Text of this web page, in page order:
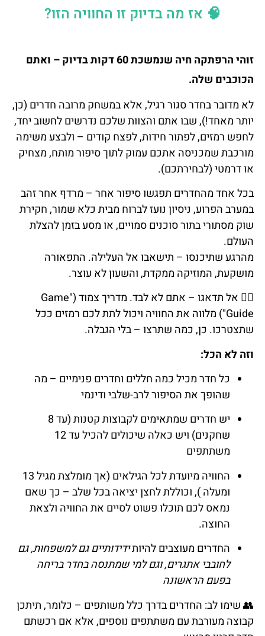
🧠 אז מה בדיוק זו החוויה הזו?
זוהי הרפתקה חיה שנמשכת 60 דקות בדיוק – ואתם
הכוכבים שלה.
לא מדובר בחדר סגור רגיל, אלא במשחק מרובה חדרים (כן,
יותר מאחד!), שבו אתם והצוות שלכם נדרשים לחשוב יחד,
לחפש רמזים, לפתור חידות, לפצח קודים – ולבצע משימה
מורכבת שמכניסה אתכם עמוק לתוך סיפור מותח, מצחיק
או דרמטי (לבחירתכם).
בכל אחד מהחדרים תפגשו סיפור אחר – מרדף אחר זהב
במערב הפרוע, ניסיון נועז לברוח מבית כלא שמור, חקירת
שוק מסתורי בתור סוכנים סמויים, או מסע בזמן להצלת
העולם.
מהרגע שתיכנסו – תישאבו אל העלילה. התפאורה
מושקעת, המוזיקה ממקדת, והשעון לא עוצר.
🕵️‍♂️ אל תדאגו – אתם לא לבד. מדריך צמוד ("Game
Guide") מלווה את החוויה ויכול לתת לכם רמזים ככל
שתצטרכו. כן, כמה שתרצו – בלי הגבלה.
וזה לא הכל:
כל חדר מכיל כמה חללים וחדרים פנימיים – מה
שהופך את הסיפור לרב-שלבי ודינמי
יש חדרים שמתאימים לקבוצות קטנות (עד 8
שחקנים) ויש כאלה שיכולים להכיל עד 12
משתתפים
החוויה מיועדת לכל הגילאים (אך מומלצת מגיל 13
ומעלה ), וכוללת לחצן יציאה בכל שלב – כך שאם
נמאס לכם תוכלו פשוט לסיים את החוויה ולצאת
החוצה.
החדרים מעוצבים להיותידידותיים גם למשפחות, גם
לחובבי אתגרים, וגם למי שמתנסה בחדר בריחה
בפעם הראשונה
👥 שימו לב: החדרים בדרך כלל משותפים – כלומר, תיתכן
קבוצה מעורבת עם משתתפים נוספים, אלא אם רכשתם